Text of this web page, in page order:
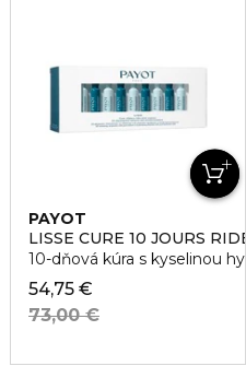
PAYOT
LISSE CURE 10 JOURS
10-dňová kúra s kyselinou
54,75 €
73,00 €